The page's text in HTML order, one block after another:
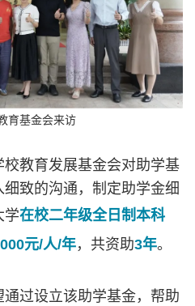
育基金会来访
教育发展基金会对助学基
致的沟通，制定助学金细
学在校二年级全日制本科
元/人/年，共资助3年。
过设立该助学基金，帮助